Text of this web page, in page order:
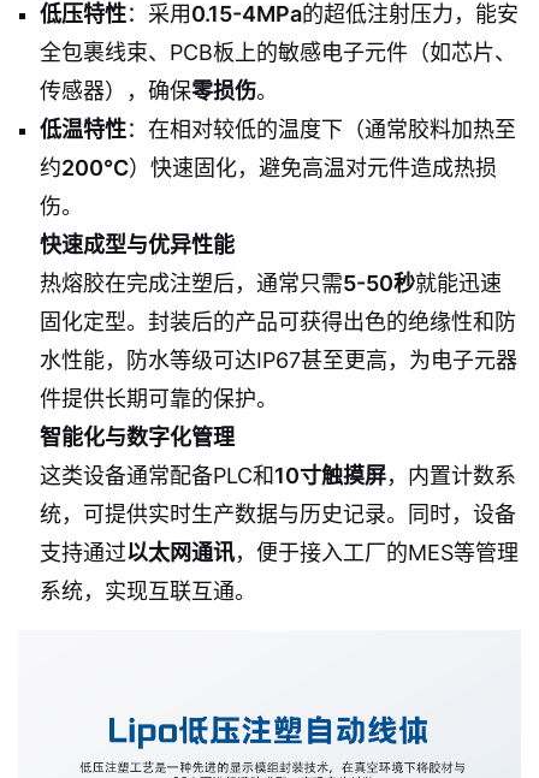
低压特性：采用0.15-4MPa的超低注射压力，能安
全包裹线束、PCB板上的敏感电子元件（如芯片、
传感器），确保零损伤。
低温特性：在相对较低的温度下（通常胶料加热至
约200℃）快速固化，避免高温对元件造成热损
伤。
快速成型与优异性能
热熔胶在完成注塑后，通常只需5-50秒就能迅速
固化定型。封装后的产品可获得出色的绝缘性和防
水性能，防水等级可达IP67甚至更高，为电子元器
件提供长期可靠的保护。
智能化与数字化管理
这类设备通常配备PLC和10寸触摸屏，内置计数系
统，可提供实时生产数据与历史记录。同时，设备
支持通过以太网通讯，便于接入工厂的MES等管理
系统，实现互联互通。